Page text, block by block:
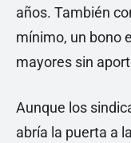
años. También
mínimo, un bono
mayores sin
Aunque los
abría la puerta a